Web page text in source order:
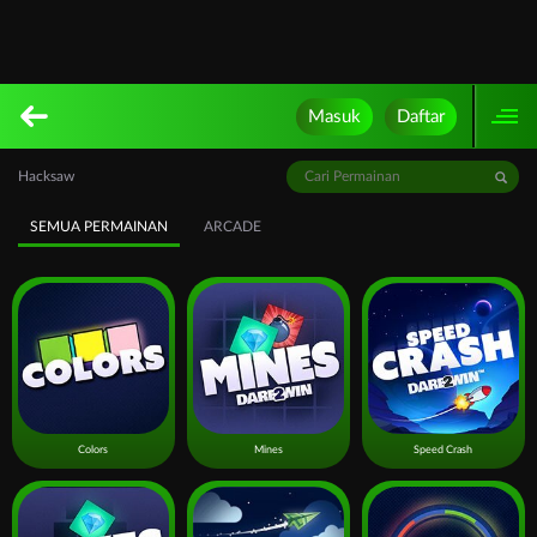
Masuk Daftar
Hacksaw
SEMUA PERMAINAN ARCADE
Colors Mines Speed Crash